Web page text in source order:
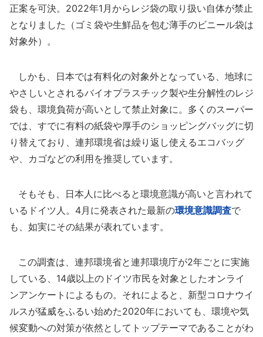
正案を可決。2022年1月からレジ袋の取り扱い自体が禁止
となりました（ゴミ袋や生鮮品を包む薄手のビニール袋は
対象外）。
しかも、日本では有料化の対象外となっている、地球に
やさしいとされるバイオプラスチック製や生分解性のレジ
袋も、環境負荷が高いとして禁止対象に。多くのスーパー
では、すでに有料の紙袋や厚手のショッピングバッグに切
り替えており、連邦環境省は繰り返し使えるエコバッグ
や、カゴなどの利用を推奨しています。
そもそも、日本人に比べると環境意識が高いと言われて
いるドイツ人。4月に発表された最新の環境意識調査で
も、如実にその結果が表れています。
この調査は、連邦環境省と連邦環境庁が2年ごとに実施
している、14歳以上のドイツ市民を対象としたオンライ
ンアンケートによるもの。それによると、新型コロナウイ
ルスが猛威をふるい始めた2020年においても、環境や気
候変動への対策が依然としてトップテーマであることがわ